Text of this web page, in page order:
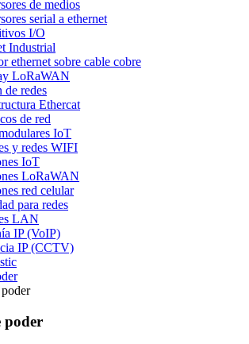
de medios
serial a ethernet
I/O
Industrial
ethernet sobre cable cobre
LoRaWAN
de redes
Ethercat
de red
IoT
y redes WIFI
IoT
LoRaWAN
red celular
para redes
LAN
IP (VoIP)
IP (CCTV)
poder